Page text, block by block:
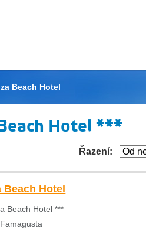
Beach Hotel
Hotel ***
Řazení:
Beach Hotel
Beach Hotel ***